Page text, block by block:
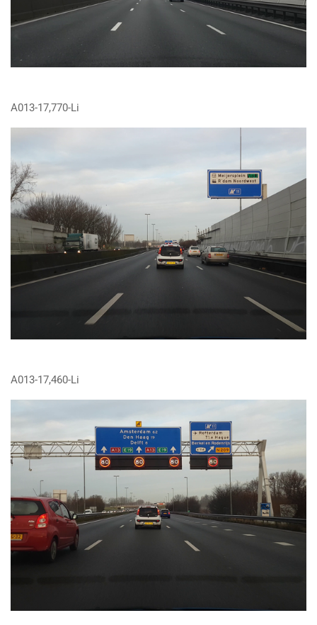
A013-17,770-Li
A013-17,460-Li